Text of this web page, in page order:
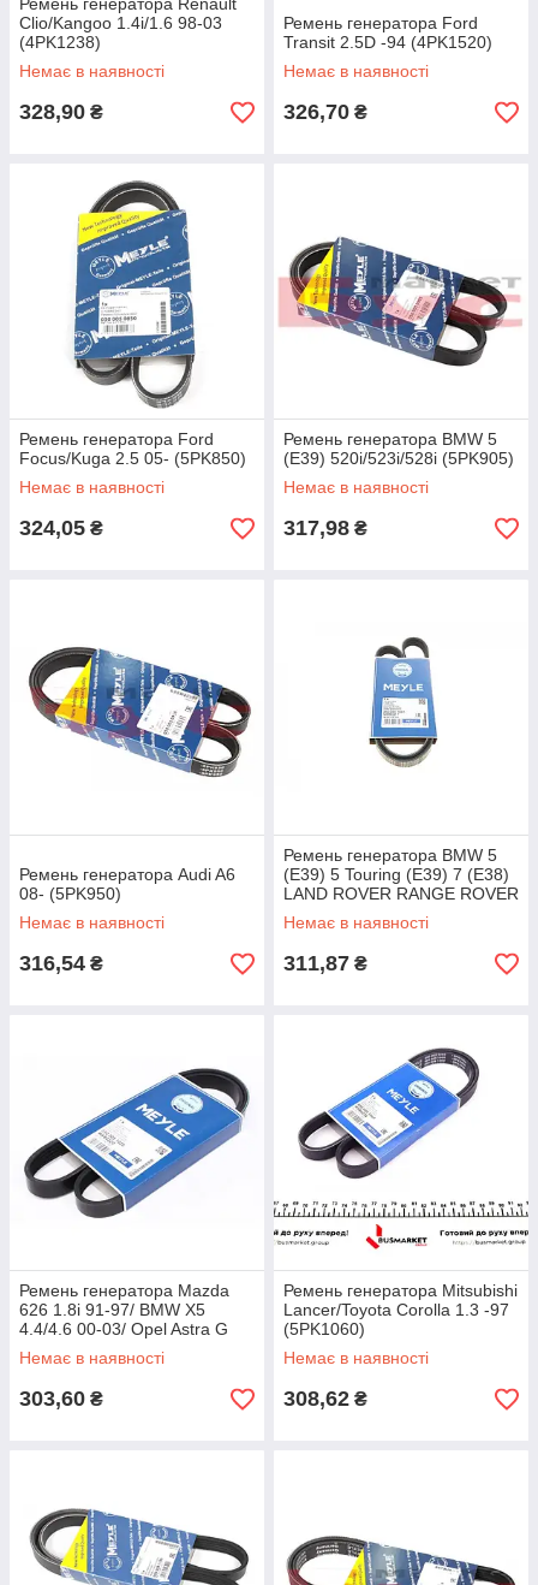
Clio/Kangoo 1.4i/1.6 98-03
(4PK1238)
Немає в наявності
328,90 ₴
Ремень генератора Ford
Transit 2.5D -94 (4PK1520)
Немає в наявності
326,70 ₴
Ремень генератора Ford
Focus/Kuga 2.5 05- (5PK850)
Немає в наявності
324,05 ₴
Ремень генератора BMW 5
(E39) 520i/523i/528i (5PK905)
Немає в наявності
317,98 ₴
Ремень генератора Audi A6
08- (5PK950)
Немає в наявності
316,54 ₴
Ремень генератора BMW 5
(E39) 5 Touring (E39) 7 (E38)
LAND ROVER RANGE ROVER
III (LM)
Немає в наявності
311,87 ₴
Ремень генератора Mazda
626 1.8i 91-97/ BMW X5
4.4/4.6 00-03/ Opel Astra G
2.0-2.2 00-11 (5PK1025)
Немає в наявності
303,60 ₴
Ремень генератора Mitsubishi
Lancer/Toyota Corolla 1.3 -97
(5PK1060)
Немає в наявності
308,62 ₴